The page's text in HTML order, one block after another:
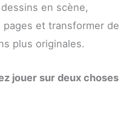
en scène,
pages et transformer de
plus originales.
jouer sur deux choses